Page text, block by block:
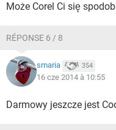
Może Corel Ci się
RÉPONSE 6 / 8
smaria 354
16 cze 2014 à 10:55
Darmowy jeszcze jest